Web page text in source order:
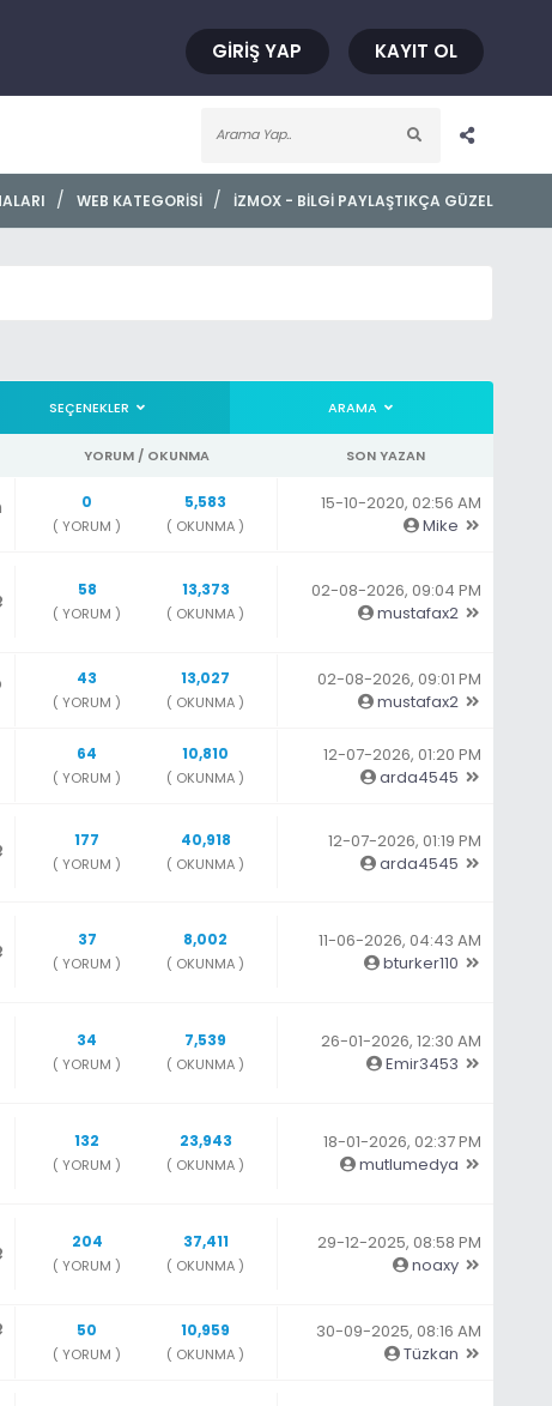
GIRIŞ YAP KAYIT OL
İZMOX - BILGI PAYLAŞTIKÇA GÜZEL
/
WEB KATEGORISI
/
SEÇENEKLER ARAMA
YORUM / OKUNMA SON YAZAN
0
( YORUM )
5,583
( OKUNMA )
15-10-2020, 02:56 AM
Mike
58
( YORUM )
13,373
( OKUNMA )
02-08-2026, 09:04 PM
mustafax2
43
( YORUM )
13,027
( OKUNMA )
02-08-2026, 09:01 PM
mustafax2
64
( YORUM )
10,810
( OKUNMA )
12-07-2026, 01:20 PM
arda4545
177
( YORUM )
40,918
( OKUNMA )
12-07-2026, 01:19 PM
arda4545
37
( YORUM )
8,002
( OKUNMA )
11-06-2026, 04:43 AM
bturker110
34
( YORUM )
7,539
( OKUNMA )
26-01-2026, 12:30 AM
Emir3453
132
( YORUM )
23,943
( OKUNMA )
18-01-2026, 02:37 PM
mutlumedya
204
( YORUM )
37,411
( OKUNMA )
29-12-2025, 08:58 PM
noaxy
50
( YORUM )
10,959
( OKUNMA )
30-09-2025, 08:16 AM
Tüzkan